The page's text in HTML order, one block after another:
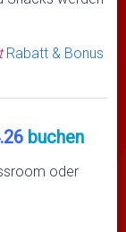
Rabatt & Bonus
buchen
oder